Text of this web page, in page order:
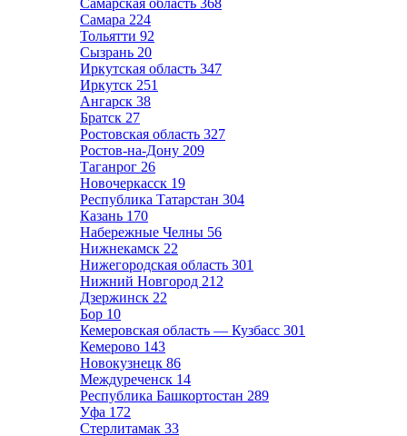
Самарская область 368
Самара 224
Тольятти 92
Сызрань 20
Иркутская область 347
Иркутск 251
Ангарск 38
Братск 27
Ростовская область 327
Ростов-на-Дону 209
Таганрог 26
Новочеркасск 19
Республика Татарстан 304
Казань 170
Набережные Челны 56
Нижнекамск 22
Нижегородская область 301
Нижний Новгород 212
Дзержинск 22
Бор 10
Кемеровская область — Кузбасс 301
Кемерово 143
Новокузнецк 86
Междуреченск 14
Республика Башкортостан 289
Уфа 172
Стерлитамак 33